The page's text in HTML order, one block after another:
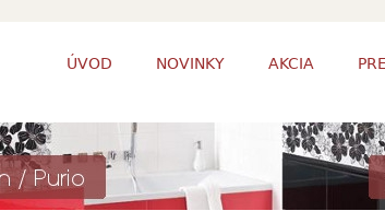
ÚVOD NOVINKY AKCIA